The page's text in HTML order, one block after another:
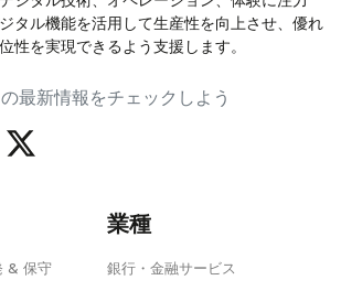
タル機能を活用して生産性を向上させ、優れ
性を実現できるよう支援します。
最新情報をチェックしよう
& 保守
業種
銀行・金融サービス